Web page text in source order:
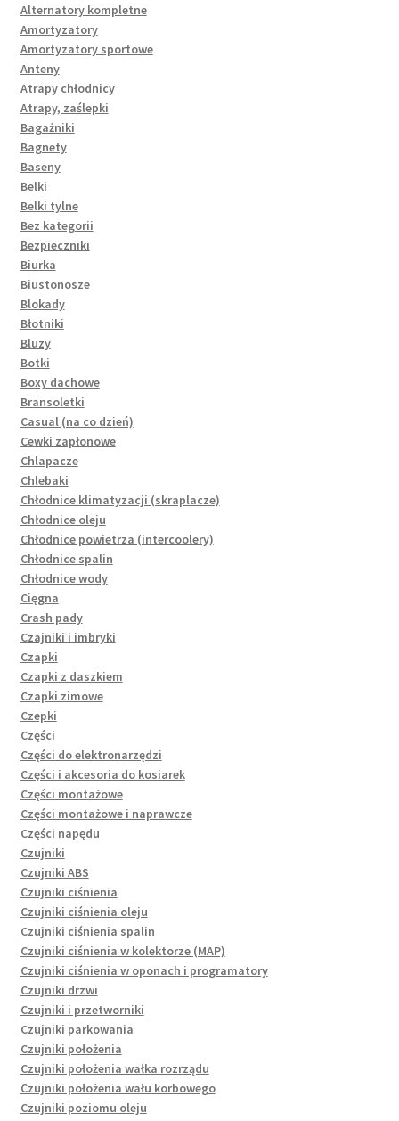
Alternatory kompletne
Amortyzatory
Amortyzatory sportowe
Anteny
Atrapy chłodnicy
Atrapy, zaślepki
Bagażniki
Bagnety
Baseny
Belki
Belki tylne
Bez kategorii
Bezpieczniki
Biurka
Biustonosze
Blokady
Błotniki
Bluzy
Botki
Boxy dachowe
Bransoletki
Casual (na co dzień)
Cewki zapłonowe
Chlapacze
Chlebaki
Chłodnice klimatyzacji (skraplacze)
Chłodnice oleju
Chłodnice powietrza (intercoolery)
Chłodnice spalin
Chłodnice wody
Cięgna
Crash pady
Czajniki i imbryki
Czapki
Czapki z daszkiem
Czapki zimowe
Czepki
Części
Części do elektronarzędzi
Części i akcesoria do kosiarek
Części montażowe
Części montażowe i naprawcze
Części napędu
Czujniki
Czujniki ABS
Czujniki ciśnienia
Czujniki ciśnienia oleju
Czujniki ciśnienia spalin
Czujniki ciśnienia w kolektorze (MAP)
Czujniki ciśnienia w oponach i programatory
Czujniki drzwi
Czujniki i przetworniki
Czujniki parkowania
Czujniki położenia
Czujniki położenia wałka rozrządu
Czujniki położenia wału korbowego
Czujniki poziomu oleju